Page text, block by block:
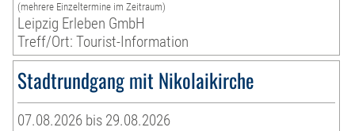
(mehrere Einzeltermine im Zeitraum)
Leipzig Erleben GmbH
Treff/Ort: Tourist-Information
Stadtrundgang mit Nikolaikirche
07.08.2026 bis 29.08.2026